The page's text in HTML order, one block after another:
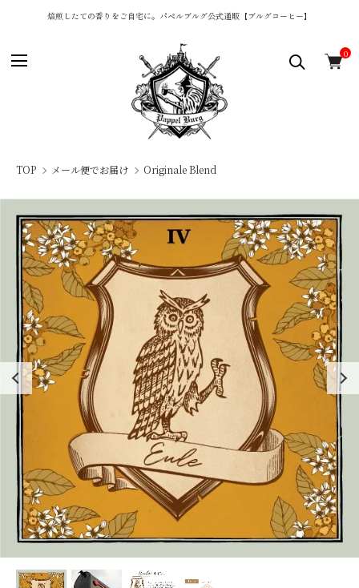
焙煎したての香りをご自宅に。パペルブルグ公式通販【ブルグコーヒー】
0
TOP メール便でお届け Originale Blend